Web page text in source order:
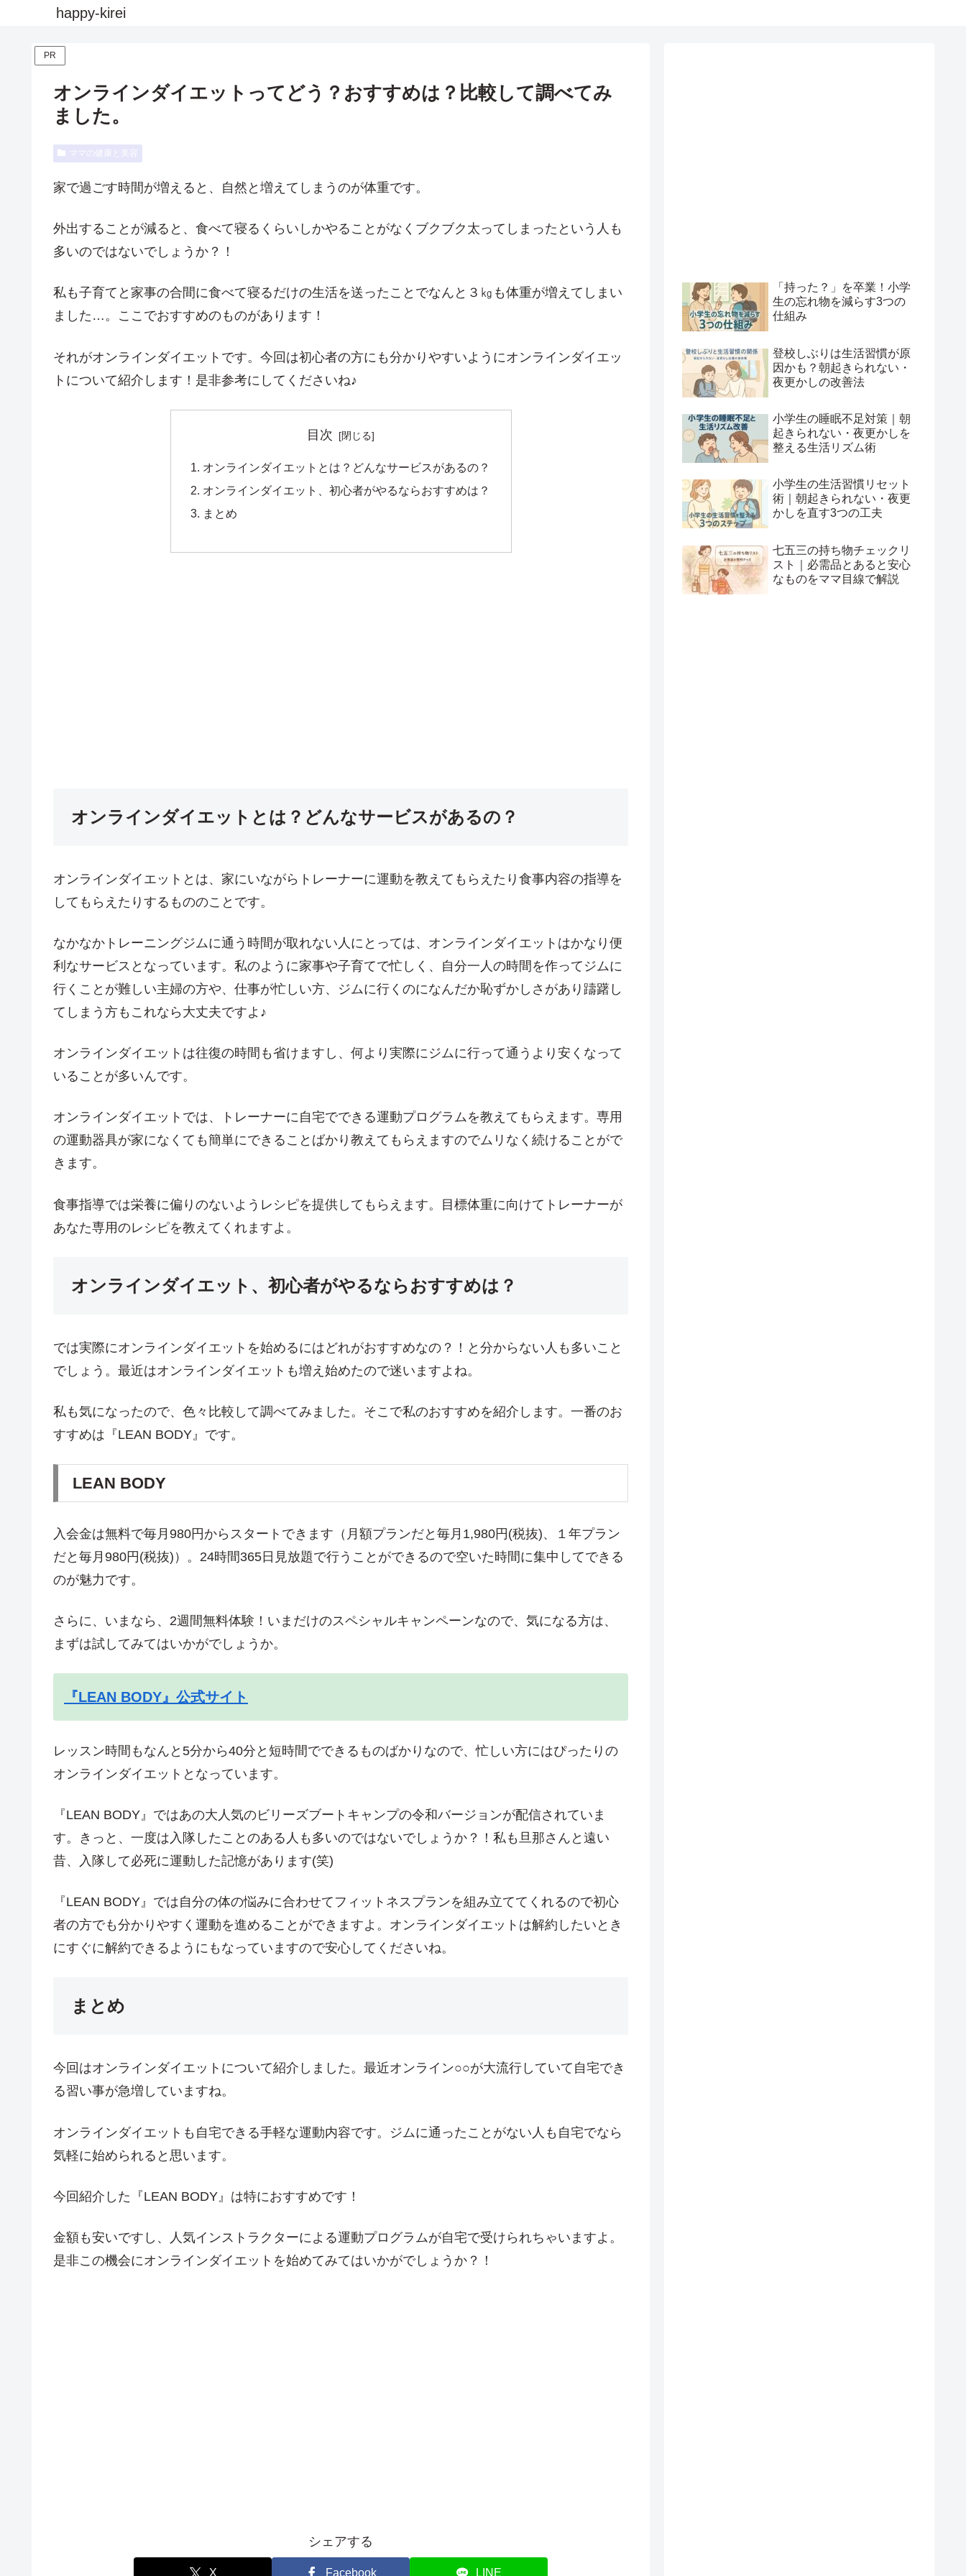
happy-kirei
PR
オンラインダイエットってどう？おすすめは？比較して調べてみ
ました。
ママの健康と美容
家で過ごす時間が増えると、自然と増えてしまうのが体重です。
外出することが減ると、食べて寝るくらいしかやることがなくブクブク太ってしまったという人も
多いのではないでしょうか？！
私も子育てと家事の合間に食べて寝るだけの生活を送ったことでなんと３㎏も体重が増えてしまい
ました…。ここでおすすめのものがあります！
それがオンラインダイエットです。今回は初心者の方にも分かりやすいようにオンラインダイエッ
トについて紹介します！是非参考にしてくださいね♪
目次
オンラインダイエットとは？どんなサービスがあるの？
オンラインダイエット、初心者がやるならおすすめは？
まとめ
オンラインダイエットとは？どんなサービスがあるの？
オンラインダイエットとは、家にいながらトレーナーに運動を教えてもらえたり食事内容の指導を
してもらえたりするもののことです。
なかなかトレーニングジムに通う時間が取れない人にとっては、オンラインダイエットはかなり便
利なサービスとなっています。私のように家事や子育てで忙しく、自分一人の時間を作ってジムに
行くことが難しい主婦の方や、仕事が忙しい方、ジムに行くのになんだか恥ずかしさがあり躊躇し
てしまう方もこれなら大丈夫ですよ♪
オンラインダイエットは往復の時間も省けますし、何より実際にジムに行って通うより安くなって
いることが多いんです。
オンラインダイエットでは、トレーナーに自宅でできる運動プログラムを教えてもらえます。専用
の運動器具が家になくても簡単にできることばかり教えてもらえますのでムリなく続けることがで
きます。
食事指導では栄養に偏りのないようレシピを提供してもらえます。目標体重に向けてトレーナーが
あなた専用のレシピを教えてくれますよ。
オンラインダイエット、初心者がやるならおすすめは？
では実際にオンラインダイエットを始めるにはどれがおすすめなの？！と分からない人も多いこと
でしょう。最近はオンラインダイエットも増え始めたので迷いますよね。
私も気になったので、色々比較して調べてみました。そこで私のおすすめを紹介します。一番のお
すすめは『LEAN BODY』です。
LEAN BODY
入会金は無料で毎月980円からスタートできます（月額プランだと毎月1,980円(税抜)、１年プラン
だと毎月980円(税抜)）。24時間365日見放題で行うことができるので空いた時間に集中してできる
のが魅力です。
さらに、いまなら、2週間無料体験！いまだけのスペシャルキャンペーンなので、気になる方は、
まずは試してみてはいかがでしょうか。
『LEAN BODY』公式サイト
レッスン時間もなんと5分から40分と短時間でできるものばかりなので、忙しい方にはぴったりの
オンラインダイエットとなっています。
『LEAN BODY』ではあの大人気のビリーズブートキャンプの令和バージョンが配信されていま
す。きっと、一度は入隊したことのある人も多いのではないでしょうか？！私も旦那さんと遠い
昔、入隊して必死に運動した記憶があります(笑)
『LEAN BODY』では自分の体の悩みに合わせてフィットネスプランを組み立ててくれるので初心
者の方でも分かりやすく運動を進めることができますよ。オンラインダイエットは解約したいとき
にすぐに解約できるようにもなっていますので安心してくださいね。
まとめ
今回はオンラインダイエットについて紹介しました。最近オンライン○○が大流行していて自宅でき
る習い事が急増していますね。
オンラインダイエットも自宅できる手軽な運動内容です。ジムに通ったことがない人も自宅でなら
気軽に始められると思います。
今回紹介した『LEAN BODY』は特におすすめです！
金額も安いですし、人気インストラクターによる運動プログラムが自宅で受けられちゃいますよ。
是非この機会にオンラインダイエットを始めてみてはいかがでしょうか？！
シェアする
X Facebook LINE
「持った？」を卒業！小学
生の忘れ物を減らす3つの
仕組み
登校しぶりは生活習慣が原
因かも？朝起きられない・
夜更かしの改善法
小学生の睡眠不足対策｜朝
起きられない・夜更かしを
整える生活リズム術
小学生の生活習慣リセット
術｜朝起きられない・夜更
かしを直す3つの工夫
七五三の持ち物チェックリ
スト｜必需品とあると安心
なものをママ目線で解説